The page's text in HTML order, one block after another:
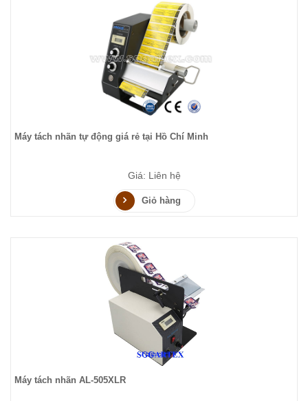
Máy tách nhãn tự động giá rẻ tại Hồ Chí Minh
Giá: Liên hệ
Giỏ hàng
Máy tách nhãn AL-505XLR